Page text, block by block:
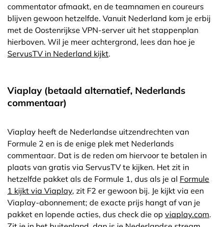
commentator afmaakt, en de teamnamen en coureurs
blijven gewoon hetzelfde. Vanuit Nederland kom je erbij
met de Oostenrijkse VPN-server uit het stappenplan
hierboven. Wil je meer achtergrond, lees dan hoe je
ServusTV in Nederland kijkt.
Viaplay (betaald alternatief, Nederlands
commentaar)
Viaplay heeft de Nederlandse uitzendrechten van
Formule 2 en is de enige plek met Nederlands
commentaar. Dat is de reden om hiervoor te betalen in
plaats van gratis via ServusTV te kijken. Het zit in
hetzelfde pakket als de Formule 1, dus als je al Formule
1 kijkt via Viaplay, zit F2 er gewoon bij. Je kijkt via een
Viaplay-abonnement; de exacte prijs hangt af van je
pakket en lopende acties, dus check die op viaplay.com.